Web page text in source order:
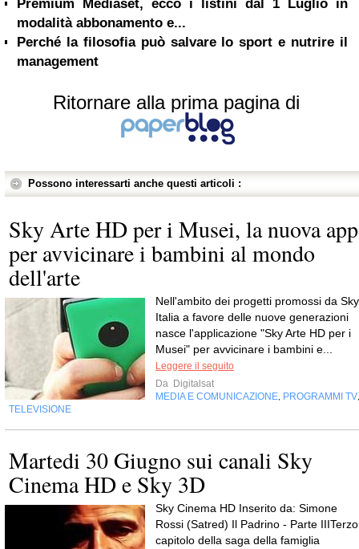
Premium Mediaset, ecco i listini dal 1 Luglio in
modalità abbonamento e...
Perché la filosofia può salvare lo sport e nutrire il
management
Ritornare alla prima pagina di
Possono interessarti anche questi articoli :
Sky Arte HD per i Musei, la nuova app
per avvicinare i bambini al mondo
dell'arte
Nell'ambito dei progetti promossi da Sky
Italia a favore delle nuove generazioni
nasce l'applicazione "Sky Arte HD per i
Musei" per avvicinare i bambini e...
Leggere il seguito
Da Digitalsat
MEDIA E COMUNICAZIONE PROGRAMMI TV
TELEVISIONE
Martedi 30 Giugno sui canali Sky
Cinema HD e Sky 3D
Sky Cinema HD Inserito da: Simone
Rossi (Satred) Il Padrino - Parte IIITerzo
capitolo della saga della famiglia